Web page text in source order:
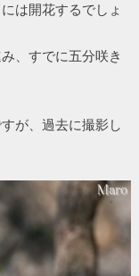
は開花するでしょ
、すでに五分咲き
が、過去に撮影し